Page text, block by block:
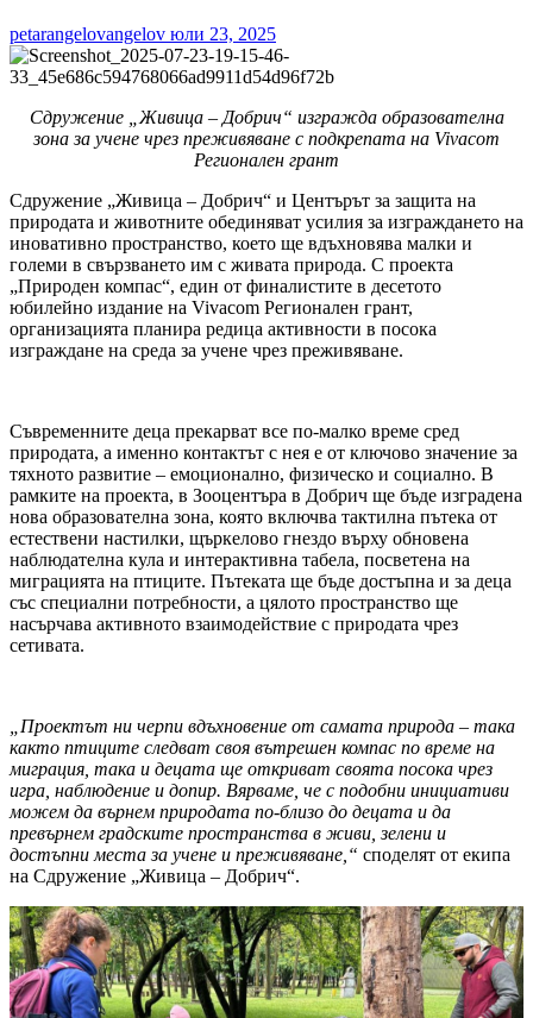
petarangelovangelov юли 23, 2025
Сдружение „Живица – Добрич“ изгражда образователна
зона за учене чрез преживяване с подкрепата на Vivacom
Регионален грант
Сдружение „Живица – Добрич“ и Центърът за защита на
природата и животните обединяват усилия за изграждането на
иновативно пространство, което ще вдъхновява малки и
големи в свързването им с живата природа. С проекта
„Природен компас“, един от финалистите в десетото
юбилейно издание на Vivacom Регионален грант,
организацията планира редица активности в посока
изграждане на среда за учене чрез преживяване.
Съвременните деца прекарват все по-малко време сред
природата, а именно контактът с нея е от ключово значение за
тяхното развитие – емоционално, физическо и социално. В
рамките на проекта, в Зооцентъра в Добрич ще бъде изградена
нова образователна зона, която включва тактилна пътека от
естествени настилки, щъркелово гнездо върху обновена
наблюдателна кула и интерактивна табела, посветена на
миграцията на птиците. Пътеката ще бъде достъпна и за деца
със специални потребности, а цялото пространство ще
насърчава активното взаимодействие с природата чрез
сетивата.
„Проектът ни черпи вдъхновение от самата природа – така
както птиците следват своя вътрешен компас по време на
миграция, така и децата ще откриват своята посока чрез
игра, наблюдение и допир. Вярваме, че с подобни инициативи
можем да върнем природата по-близо до децата и да
превърнем градските пространства в живи, зелени и
достъпни места за учене и преживяване,“ споделят от екипа
на Сдружение „Живица – Добрич“.